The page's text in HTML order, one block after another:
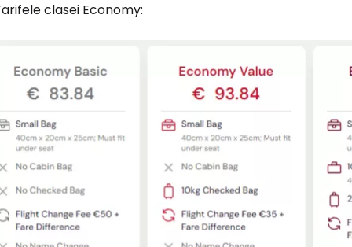
clasei Economy:... comunitatea mondială a călătorilor